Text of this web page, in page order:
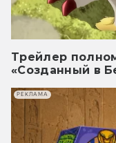
Трейлер
«Созданный в
РЕКЛАМА